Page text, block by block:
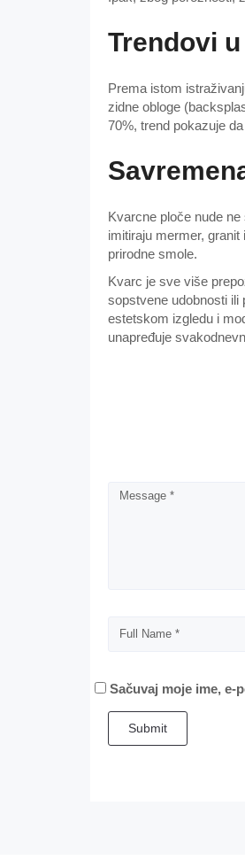
Trendovi
Prema istom
zidne obloge
70%, trend pokazuje
Kvarcne ploče nude
imitiraju mermer,
prirodne smole.
Kvarc je sve više
sopstvene udobnosti ili
estetskom izgledu i
unapređuje
Sačuvaj moje ime, e-
Submit